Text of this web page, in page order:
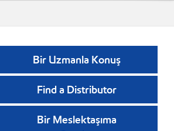
Bir Uzmanla Konuş
Find a Distributor
Bir Meslektaşıma